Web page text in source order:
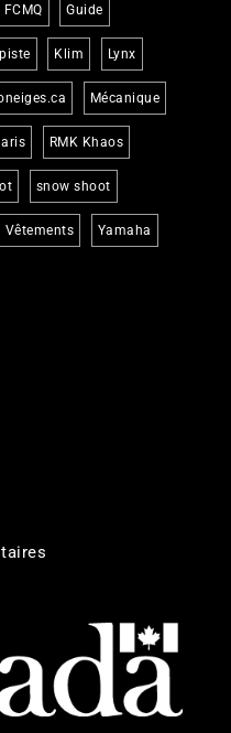
FCMQ Guide
Klim Lynx
Mécanique
RMK Khaos
snow shoot
Vêtements Yamaha